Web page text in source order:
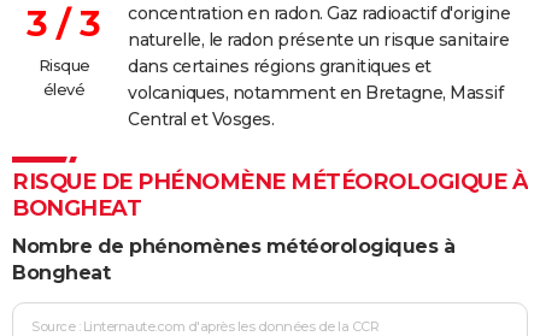
3 / 3
Risque
élevé
concentration en radon. Gaz radioactif d'origine
naturelle, le radon présente un risque sanitaire
dans certaines régions granitiques et
volcaniques, notamment en Bretagne, Massif
Central et Vosges.
RISQUE DE PHÉNOMÈNE MÉTÉOROLOGIQUE À
BONGHEAT
Nombre de phénomènes météorologiques à
Bongheat
Source : Linternaute.com d'après les données de la CCR